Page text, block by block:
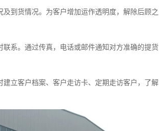
到货情况。为客户增加运作透明度，解除后顾之
系。通过传真，电话或邮件通知对方准确的提货
立客户档案、客户走访卡、定期走访客户，了解